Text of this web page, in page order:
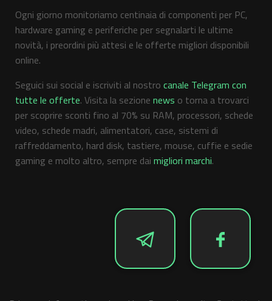
Ogni giorno monitoriamo centinaia di componenti per PC,
hardware gaming e periferiche per segnalarti le ultime
novità, i preordini più attesi e le offerte migliori disponibili
online.
Seguici sui social e iscriviti al nostro canale Telegram con
tutte le offerte. Visita la sezione news o torna a trovarci
per scoprire sconti fino al 70% su RAM, processori, schede
video, schede madri, alimentatori, case, sistemi di
raffreddamento, hard disk, tastiere, mouse, cuffie e sedie
gaming e molto altro, sempre dai migliori marchi.